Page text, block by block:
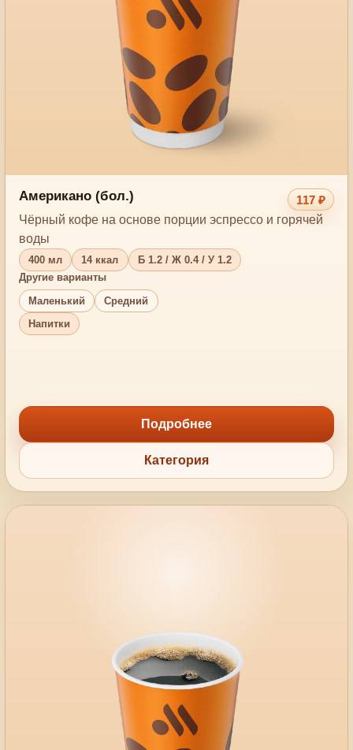
Американо (бол.)
117 ₽
Чёрный кофе на основе порции эспрессо и горячей
воды
400 мл 14 ккал
Б 1.2 / Ж 0.4 / У 1.2
Другие варианты
Маленький
Средний
Напитки
Подробнее
Категория